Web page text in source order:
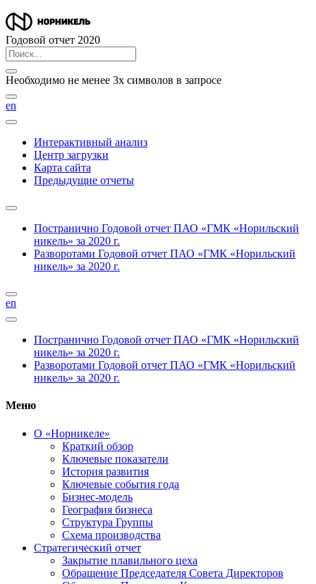
Годовой отчет 2020
Необходимо не менее 3х символов в запросе
en
Интерактивный анализ
Центр загрузки
Карта сайта
Предыдущие отчеты
Постранично Годовой отчет ПАО «ГМК «Норильский
никель» за 2020 г.
Разворотами Годовой отчет ПАО «ГМК «Норильский
никель» за 2020 г.
en
Постранично Годовой отчет ПАО «ГМК «Норильский
никель» за 2020 г.
Разворотами Годовой отчет ПАО «ГМК «Норильский
никель» за 2020 г.
Меню
О «Норникеле»
Краткий обзор
Ключевые показатели
История развития
Ключевые события года
Бизнес-модель
География бизнеса
Структура Группы
Схема производства
Стратегический отчет
Закрытие плавильного цеха
Обращение Председателя Совета Директоров